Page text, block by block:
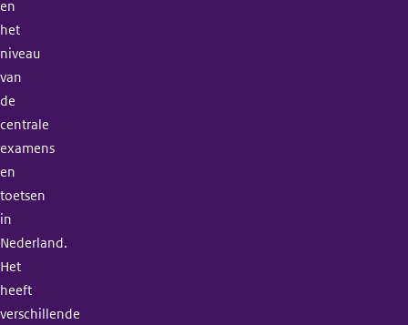
en
het
niveau
van
de
centrale
examens
en
toetsen
in
Nederland.
Het
heeft
verschillende